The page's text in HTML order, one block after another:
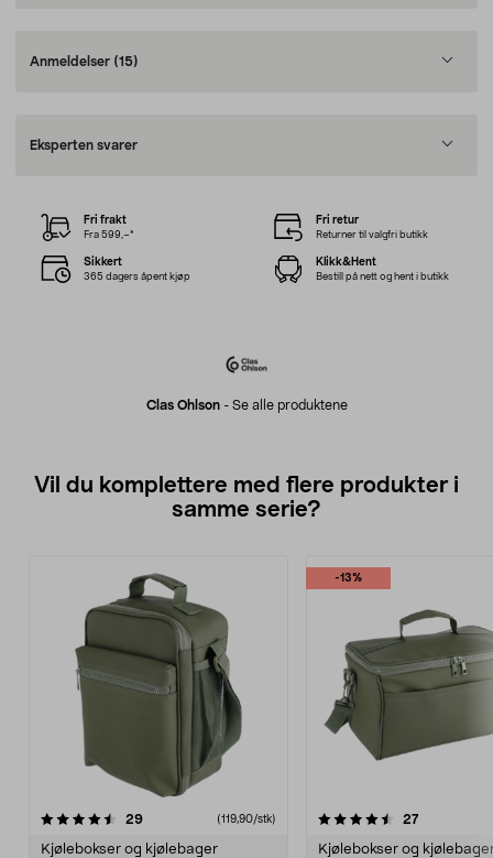
Anmeldelser (15)
Eksperten svarer
Clas Ohlson- Se alle produktene
Fri frakt
Fra 599,–*
Fri retur
Returner til valgfri butikk
Sikkert
365 dagers åpent kjøp
Klikk&Hent
Bestill på nett og hent i butikk
Vil du komplettere med flere produkter i
samme serie?
29anmeldelser(119,90/stk)
Kjølebokser og kjølebager
-13%
4.5av 5 stjerner 27
Kjølebokser og